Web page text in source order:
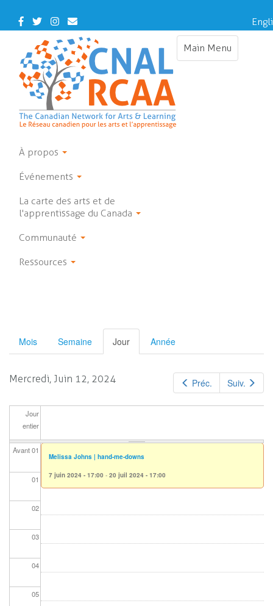
main
Facebook
TwitterInstagram
Contact
Us
Main Menu
Toggle
À propos
Événements
La carte des arts et de
l'apprentissage du Canada
Communauté
Ressources
Primary
tabs
Mois Semaine Jour (active
tab)
Année
Préc. Suiv.
Mercredi, Juin 12, 2024
Jour
entier
Avant 01
01
02
03
04
05
Melissa Johns | hand-me-downs
7 juin 2024 - 17:00 - 20 juil 2024 - 17:00